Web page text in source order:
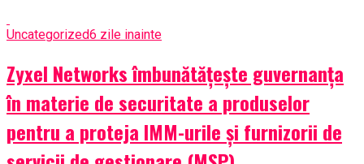
Uncategorized6 zile inainte
Zyxel Networks îmbunătățește guvernanța
în materie de securitate a produselor
pentru a proteja IMM-urile și furnizorii de